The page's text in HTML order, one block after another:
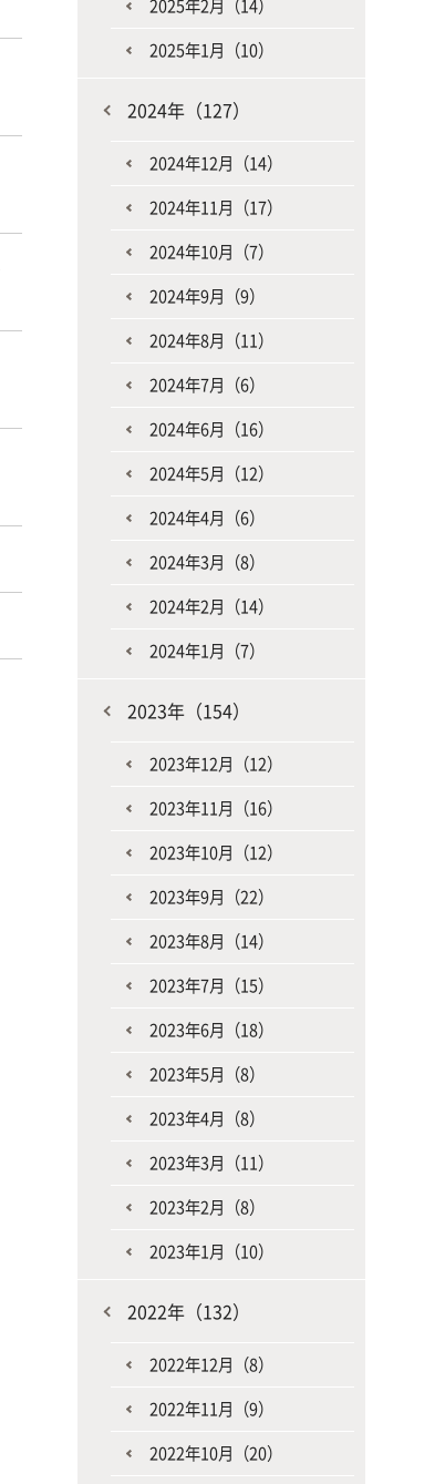
2025年2月（14）
2025年1月（10）
2024年（127）
2024年12月（14）
2024年11月（17）
2024年10月（7）
2024年9月（9）
2024年8月（11）
2024年7月（6）
2024年6月（16）
2024年5月（12）
2024年4月（6）
2024年3月（8）
2024年2月（14）
2024年1月（7）
2023年（154）
2023年12月（12）
2023年11月（16）
2023年10月（12）
2023年9月（22）
2023年8月（14）
2023年7月（15）
2023年6月（18）
2023年5月（8）
2023年4月（8）
2023年3月（11）
2023年2月（8）
2023年1月（10）
2022年（132）
2022年12月（8）
2022年11月（9）
2022年10月（20）